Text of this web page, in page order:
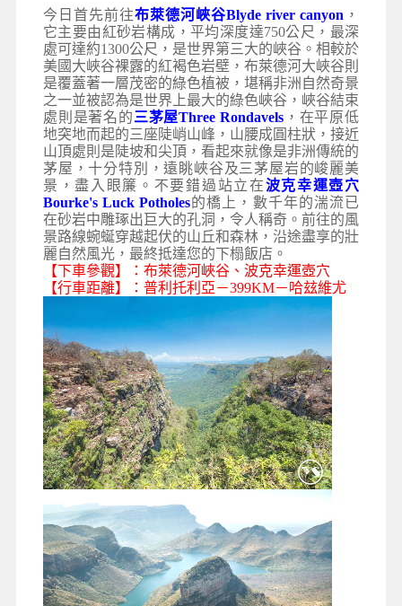
今日首先前往布萊德河峽谷Blyde river canyon ，
它主要由紅砂岩構成，平均深度達750公尺，最深
處可達約1300公尺，是世界第三大的峽谷。相較於
美國大峽谷裸露的紅褐色岩壁，布萊德河大峽谷則
是覆蓋著一層茂密的綠色植被，堪稱非洲自然奇景
之一並被認為是世界上最大的綠色峽谷，峽谷結束
處則是著名的三茅屋Three Rondavels ，在平原低
地突地而起的三座陡峭山峰，山腰成圓柱狀，接近
山頂處則是陡坡和尖頂，看起來就像是非洲傳統的
茅屋，十分特別，遠眺峽谷及三茅屋岩的峻麗美
景，盡入眼簾。不要錯過站立在波克幸運壺穴
Bourke's Luck Potholes的橋上，數千年的湍流已
在砂岩中雕琢出巨大的孔洞，令人稱奇。前往的風
景路線蜿蜒穿越起伏的山丘和森林，沿途盡享的壯
麗自然風光，最終抵達您的下榻飯店。
【下車參觀】：布萊德河峽谷、 波克幸運壺穴
【行車距離】：普利托利亞－399KM－哈玆維尤